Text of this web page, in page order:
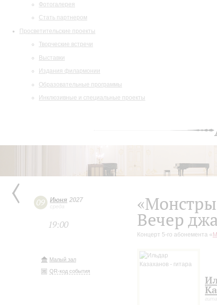
Фотогалерея
Стать партнером
Просветительские проекты
Творческие встречи
Выставки
Издания филармонии
Образовательные программы
Инклюзивные и специальные проекты
09 Июня 2027
среда
19:00
Малый зал
QR-код события
Вечер
Концерт 5-го абонемента «